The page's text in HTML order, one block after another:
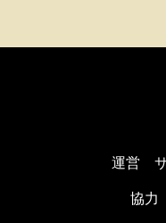
運営 サ
協力